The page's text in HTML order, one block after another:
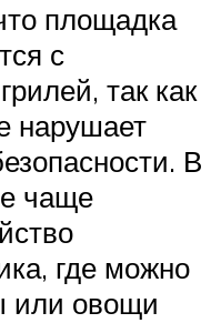
площадка
с
так как
нарушает
В
чаще
где можно
или овощи